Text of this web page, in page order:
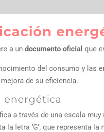
a undocumento oficial que
del consumo y las
de su eficiencia.
energética
a través de una escala muy
la letra ‘G’, que representa la